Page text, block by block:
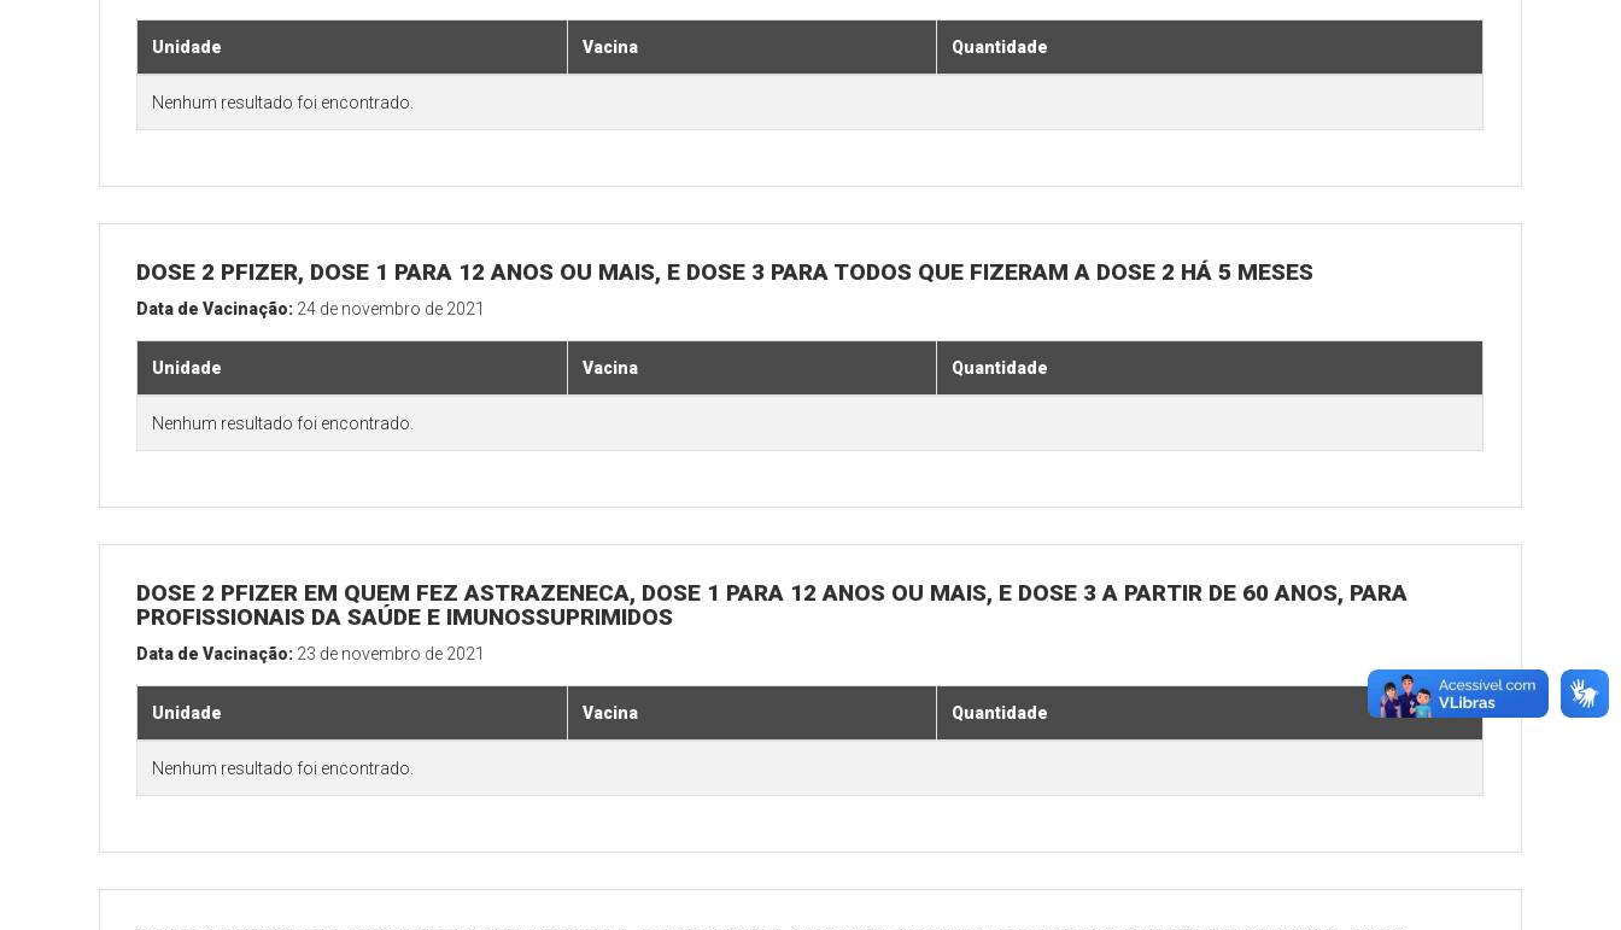
Unidade Vacina Quantidade
Nenhum resultado foi encontrado.
DOSE 2 PFIZER, DOSE 1 PARA 12 ANOS OU MAIS, E DOSE 3 PARA TODOS QUE FIZERAM A DOSE 2 HÁ 5 MESES
Data de Vacinação: 24 de novembro de 2021
Unidade Vacina Quantidade
Nenhum resultado foi encontrado.
DOSE 2 PFIZER EM QUEM FEZ ASTRAZENECA, DOSE 1 PARA 12 ANOS OU MAIS, E DOSE 3 A PARTIR DE 60 ANOS, PARA
PROFISSIONAIS DA SAÚDE E IMUNOSSUPRIMIDOS
Data de Vacinação: 23 de novembro de 2021
Unidade Vacina Quantidade
Nenhum resultado foi encontrado.